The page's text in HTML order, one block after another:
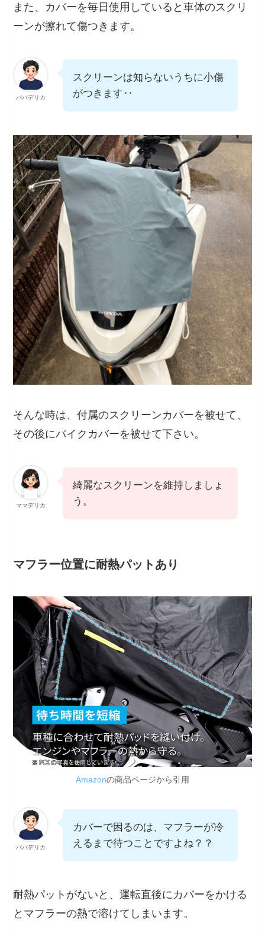
また、カバーを毎日使用していると車体のスクリ
ーンが擦れて傷つきます。
パパデリカ
スクリーンは知らないうちに小傷
がつきます‥
そんな時は、付属のスクリーンカバーを被せて、
その後にバイクカバーを被せて下さい。
ママデリカ
綺麗なスクリーンを維持しましょ
う。
マフラー位置に耐熱パットあり
Amazonの商品ページから引用
パパデリカ
カバーで困るのは、マフラーが冷
えるまで待つことですよね？？
耐熱パットがないと、運転直後にカバーをかける
とマフラーの熱で溶けてしまいます。